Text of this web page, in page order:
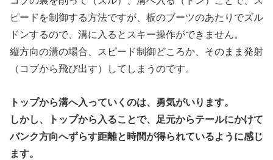
ピードを制御する方法ですが、板のブーツのあたりでズル
ドンするので、溝に入るとスキー操作ができません。
縦方向の溝の場合、スピード制御どころか、そのまま発射
（コブから飛び出す）してしまうのです。
トップから溝へ入っていくのは、勇気がいります。
しかし、トップから入ることで、足元からテールにかけて
バンク方向へずらす距離と時間が得られているように感じ
ます。